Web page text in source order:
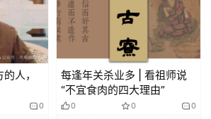
人，
0
​每逢年关杀业多 | 看祖师说
“不宜食肉的四大理由”
0 0 0